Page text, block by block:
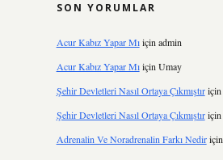
SON YORUMLAR
Acur Kabız Yapar Mıiçin admin
Acur Kabız Yapar Mıiçin Umay
Şehir Devletleri Nasıl Ortaya Çıkmıştıriçin
Şehir Devletleri Nasıl Ortaya Çıkmıştıriçin
Adrenalin Ve Noradrenalin Farkı Nediriçin